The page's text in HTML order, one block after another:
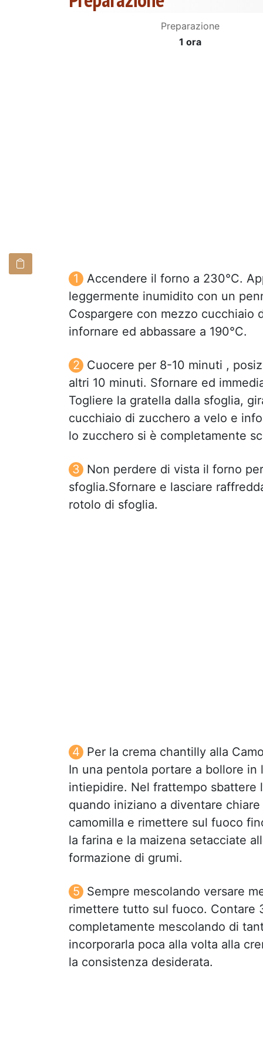
Preparazione
1 ora
Accendere il forno a 230°C.
leggermente inumidito con un
Cospargere con mezzo cucchiaio
infornare ed abbassare a 190°C.
Cuocere per 8-10 minuti ,
altri 10 minuti. Sfornare ed
Togliere la gratella dalla sfoglia,
cucchiaio di zucchero a velo e
lo zucchero si è completamente
Non perdere di vista il forno
sfoglia.Sfornare e lasciare
rotolo di sfoglia.
Per la crema chantilly alla
In una pentola portare a bollore
intiepidire. Nel frattempo sbattere
quando iniziano a diventare
camomilla e rimettere sul fuoco
la farina e la maizena setacciate
formazione di grumi.
Sempre mescolando versare
rimettere tutto sul fuoco. Contare
completamente mescolando di
incorporarla poca alla volta alla
la consistenza desiderata.